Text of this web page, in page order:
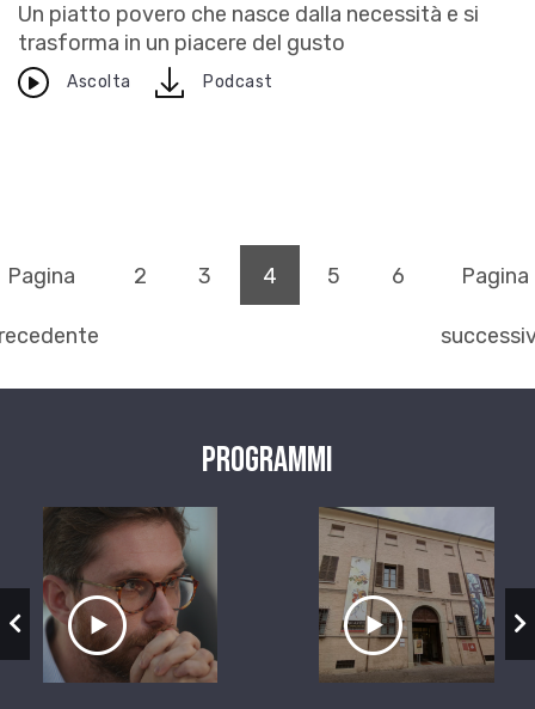
Un piatto povero che nasce dalla necessità e si
trasforma in un piacere del gusto
Ascolta downloadPodcast
Pagina 2 3 4(pagina corrente)
5 6 Pagina
Programmi
Ascolta il servizio Ascolta il